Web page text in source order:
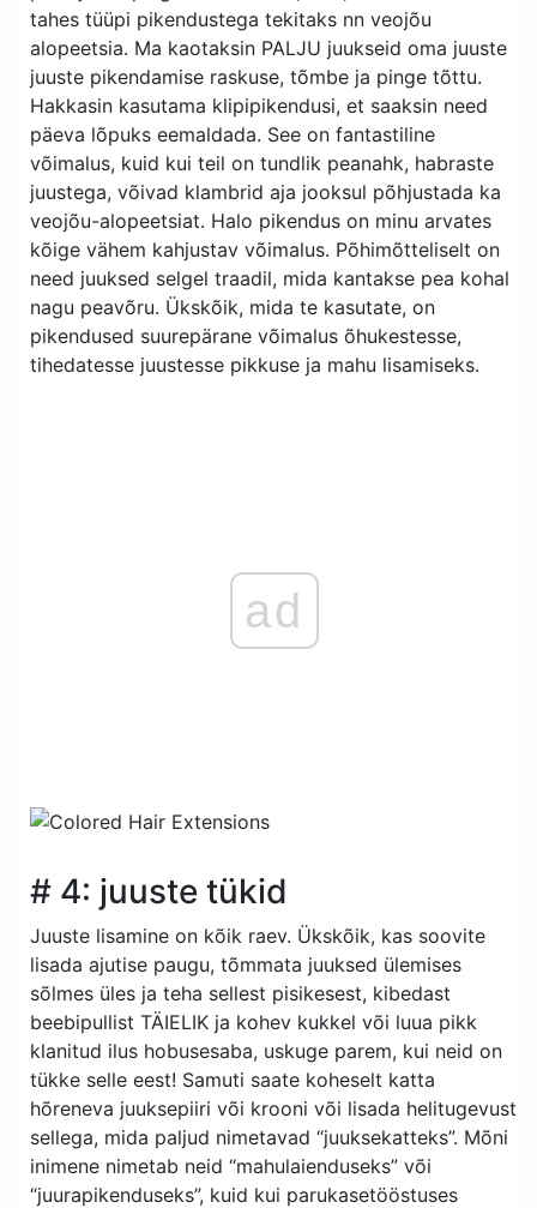
tahes tüüpi pikendustega tekitaks nn veojõu
alopeetsia. Ma kaotaksin PALJU juukseid oma juuste
juuste pikendamise raskuse, tõmbe ja pinge tõttu.
Hakkasin kasutama klipipikendusi, et saaksin need
päeva lõpuks eemaldada. See on fantastiline
võimalus, kuid kui teil on tundlik peanahk, habraste
juustega, võivad klambrid aja jooksul põhjustada ka
veojõu-alopeetsiat. Halo pikendus on minu arvates
kõige vähem kahjustav võimalus. Põhimõtteliselt on
need juuksed selgel traadil, mida kantakse pea kohal
nagu peavõru. Ükskõik, mida te kasutate, on
pikendused suurepärane võimalus õhukestesse,
tihedatesse juustesse pikkuse ja mahu lisamiseks.
ad
# 4: juuste tükid
Juuste lisamine on kõik raev. Ükskõik, kas soovite
lisada ajutise paugu, tõmmata juuksed ülemises
sõlmes üles ja teha sellest pisikesest, kibedast
beebipullist TÄIELIK ja kohev kukkel või luua pikk
klanitud ilus hobusesaba, uskuge parem, kui neid on
tükke selle eest! Samuti saate koheselt katta
hõreneva juuksepiiri või krooni või lisada helitugevust
sellega, mida paljud nimetavad “juuksekatteks”. Mõni
inimene nimetab neid “mahulaienduseks” või
“juurapikenduseks”, kuid kui parukasetööstuses